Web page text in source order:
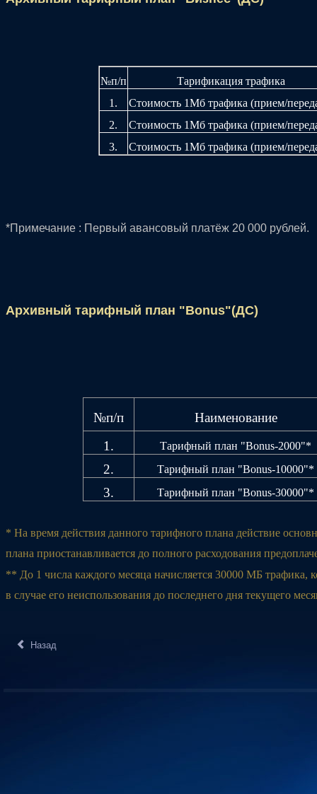
№п/п
Тарификация трафика
1.
Стоимость 1Мб трафика (прием/
2.
Стоимость 1Мб трафика (прием/
3.
Стоимость 1Мб трафика (прием/
*Примечание : Первый авансовый платёж 20 000 рублей.
Архивный тарифный план "Bonus"(ДС)
№п/п
Наименование
1.
Тарифный план "Bonus-2000"*
2. Тарифный план "Bonus-10000"*
3. Тарифный план "Bonus-30000"*
* На время действия данного тарифного плана действие
плана приостанавливается до полного расходования
** До 1 числа каждого месяца начисляется 30000 МБ трафика,
в случае его неиспользования до последнего дня текущего
Назад